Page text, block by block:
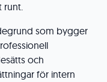
runt.
som bygger
och
för intern